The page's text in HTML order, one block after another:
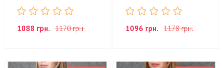
1088 грн. 1170 грн. 1096 грн. 1178 грн.